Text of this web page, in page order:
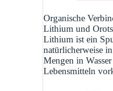
Organische
Lithium und
Lithium ist ein
natürlicherweise
Mengen in
Lebensmitteln